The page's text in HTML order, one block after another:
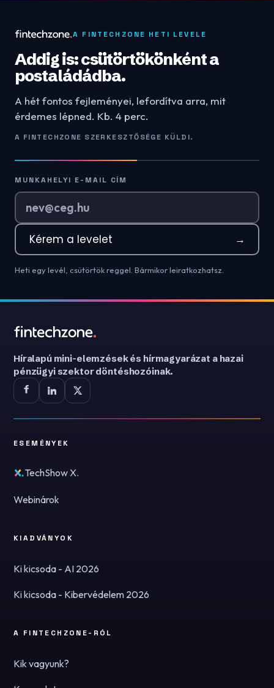
A FINTECHZONE HETI LEVELE
Addig is: csütörtökönként a
postaládádba.
A hét fontos fejleményei, lefordítva arra, mit
érdemes lépned. Kb. 4 perc.
A FINTECHZONE SZERKESZTŐSÉGE KÜLDI.
MUNKAHELYI E-MAIL CÍM
Kérem a levelet →
Heti egy levél, csütörtök reggel. Bármikor leiratkozhatsz.
Híralapú mini-elemzések és hírmagyarázat a hazai
pénzügyi szektor döntéshozóinak.
ESEMÉNYEK
TechShow X.
Webinárok
KIADVÁNYOK
Ki kicsoda - AI 2026
Ki kicsoda - Kibervédelem 2026
A FINTECHZONE-RÓL
Kik vagyunk?